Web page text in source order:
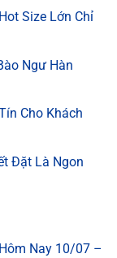
Size Lớn Chỉ
Ngư Hàn
Cho Khách
Đặt Là Ngon
Nay 10/07 –